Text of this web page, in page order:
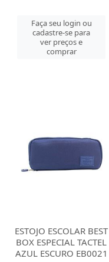
Faça seu login ou
cadastre-se para
ver preços e
comprar
ESTOJO ESCOLAR BEST
BOX ESPECIAL TACTEL
AZUL ESCURO EB0021